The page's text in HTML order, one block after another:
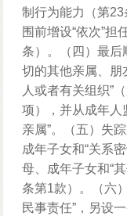
制行为能力（第
围前增设“依次”担
条）。（四）最后
切的其他亲属、朋
人或者有关组织”
项），并从成年人
亲属”。（五）失
成年子女和“关系
母、成年子女和“
条第1款）。（六
民事责任”，另设